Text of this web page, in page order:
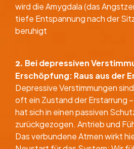
wird die Amygdala (das
tiefe Entspannung nach der
beruhigt
​2. Bei depressiven
Erschöpfung: Raus aus der
Depressive Verstimmungen
oft ein Zustand der Erstarrung
hat sich in einen passiven
zurückgezogen. Antrieb und
Das verbundene Atmen wirkt